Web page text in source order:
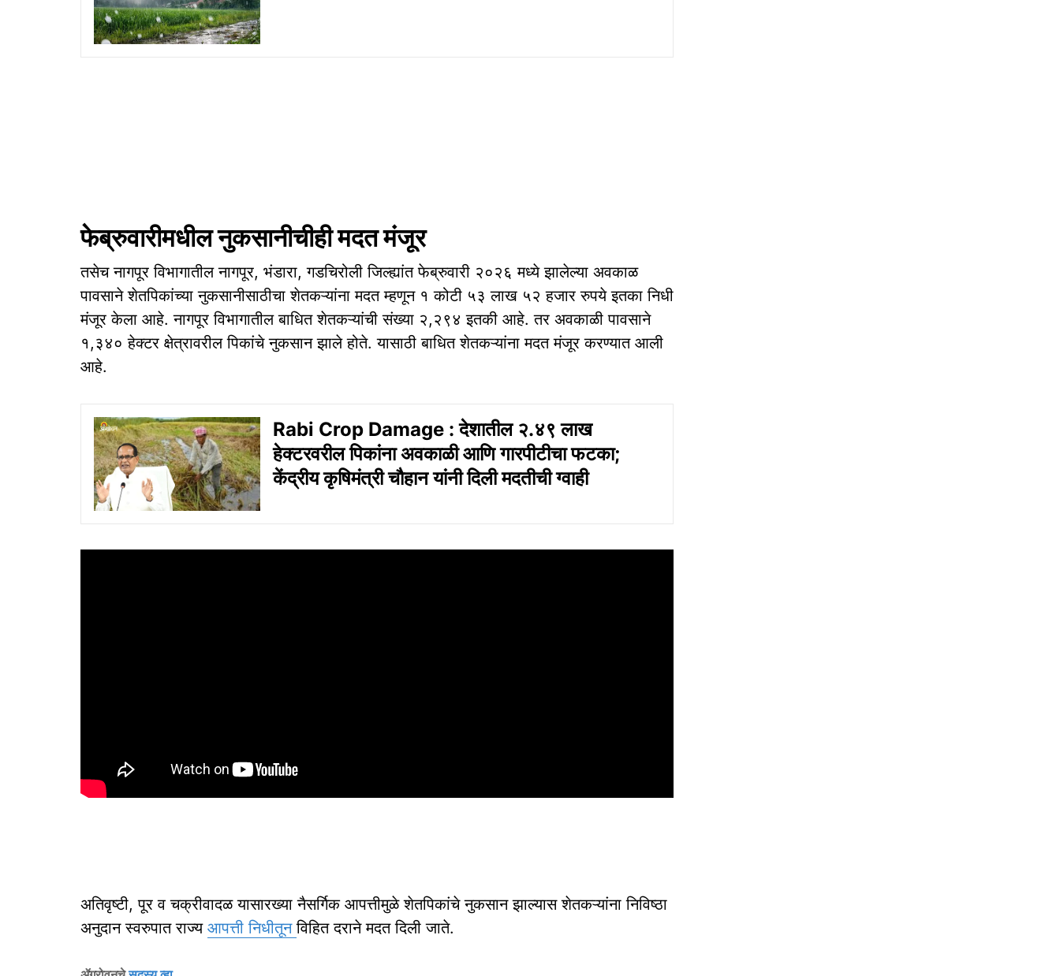
फेब्रुवारीमधील नुकसानीचीही मदत मंजूर
तसेच नागपूर विभागातील नागपूर, भंडारा, गडचिरोली जिल्ह्यांत फेब्रुवारी २०२६ मध्ये झालेल्या अवकाळ
पावसाने शेतपिकांच्या नुकसानीसाठीचा शेतकऱ्यांना मदत म्हणून १ कोटी ५३ लाख ५२ हजार रुपये इतका निधी
मंजूर केला आहे. नागपूर विभागातील बाधित शेतकऱ्यांची संख्या २,२९४ इतकी आहे. तर अवकाळी पावसाने
१,३४० हेक्टर क्षेत्रावरील पिकांचे नुकसान झाले होते. यासाठी बाधित शेतकऱ्यांना मदत मंजूर करण्यात आली
आहे.
Rabi Crop Damage : देशातील २.४९ लाख
हेक्टरवरील पिकांना अवकाळी आणि गारपीटीचा फटका;
केंद्रीय कृषिमंत्री चौहान यांनी दिली मदतीची ग्वाही
अतिवृष्टी, पूर व चक्रीवादळ यासारख्या नैसर्गिक आपत्तीमुळे शेतपिकांचे नुकसान झाल्यास शेतकऱ्यांना निविष्ठा
अनुदान स्वरुपात राज्य आपत्ती निधीतूनविहित दराने मदत दिली जाते.